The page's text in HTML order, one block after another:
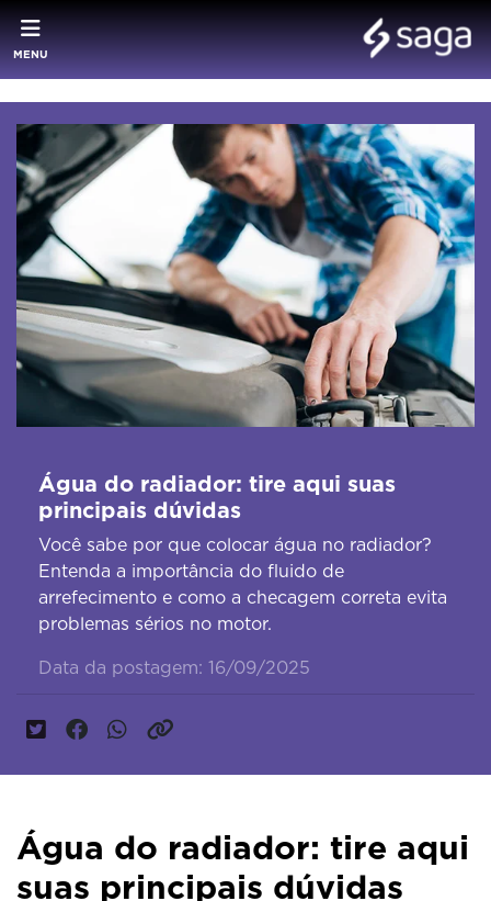
MENU
Água do radiador: tire aqui suas
principais dúvidas
Você sabe por que colocar água no radiador?
Entenda a importância do fluido de
arrefecimento e como a checagem correta evita
problemas sérios no motor.
Data da postagem: 16/09/2025
Água do radiador: tire aqui
suas principais dúvidas